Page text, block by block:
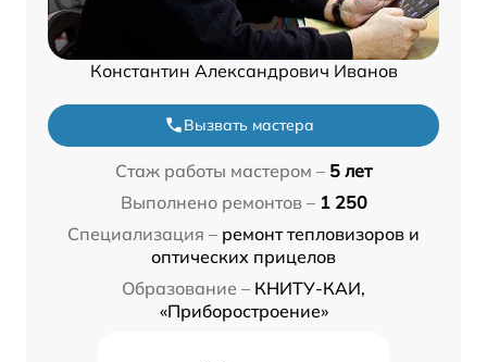
Константин Александрович Иванов
Вызвать мастера
Стаж работы мастером – 5 лет
Выполнено ремонтов – 1 250
Специализация – ремонт тепловизоров и
оптических прицелов
Образование – КНИТУ-КАИ,
«Приборостроение»